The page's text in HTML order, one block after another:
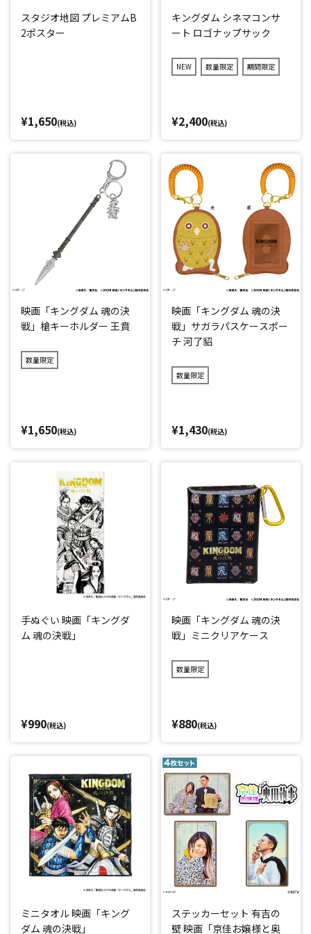
スタジオ地図 プレミアムB
2ポスター
¥1,650(税込)
キングダム シネマコンサ
ート ロゴナップサック
NEW 数量限定 期間限定
¥2,400(税込)
映画「キングダム 魂の決
戦」槍キーホルダー 王賁
数量限定
¥1,650(税込)
映画「キングダム 魂の決
戦」サガラパスケースポー
チ 河了貂
数量限定
¥1,430(税込)
手ぬぐい 映画「キングダ
ム 魂の決戦」
¥990(税込)
映画「キングダム 魂の決
戦」ミニクリアケース
数量限定
¥880(税込)
ミニタオル 映画「キング
ダム 魂の決戦」
ステッカーセット 有吉の
壁 映画「京佳お嬢様と奥